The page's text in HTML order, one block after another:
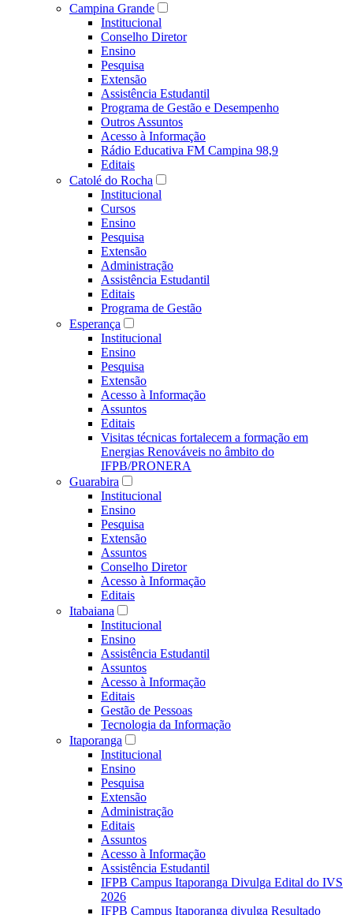
Campina Grande
Institucional
Conselho Diretor
Ensino
Pesquisa
Extensão
Assistência Estudantil
Programa de Gestão e Desempenho
Outros Assuntos
Acesso à Informação
Rádio Educativa FM Campina 98,9
Editais
Catolé do Rocha
Institucional
Cursos
Ensino
Pesquisa
Extensão
Administração
Assistência Estudantil
Editais
Programa de Gestão
Esperança
Institucional
Ensino
Pesquisa
Extensão
Acesso à Informação
Assuntos
Editais
Visitas técnicas fortalecem a formação em
Energias Renováveis no âmbito do
IFPB/PRONERA
Guarabira
Institucional
Ensino
Pesquisa
Extensão
Assuntos
Conselho Diretor
Acesso à Informação
Editais
Itabaiana
Institucional
Ensino
Assistência Estudantil
Assuntos
Acesso à Informação
Editais
Gestão de Pessoas
Tecnologia da Informação
Itaporanga
Institucional
Ensino
Pesquisa
Extensão
Administração
Editais
Assuntos
Acesso à Informação
Assistência Estudantil
IFPB Campus Itaporanga Divulga Edital do IVS
2026
IFPB Campus Itaporanga divulga Resultado